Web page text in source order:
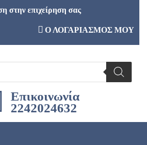
στην επιχείρηση σας
Ο ΛΟΓΑΡΙΑΣΜΟΣ ΜΟΥ
Επικοινωνία
2242024632